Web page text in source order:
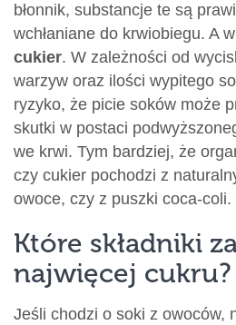
błonnik, substancje te są
wchłaniane do krwiobiegu. A
cukier. W zależności od
warzyw oraz ilości wypitego
ryzyko, że picie soków może
skutki w postaci
we krwi. Tym bardziej, że
czy cukier pochodzi z
owoce, czy z puszki coca-coli.
Które składniki
najwięcej cukru?
Jeśli chodzi o soki z owoców,